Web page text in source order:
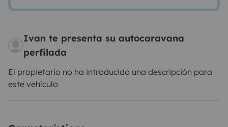
Ivan te presenta su autocaravana
perfilada
El propietario no ha introducido una descripción para
este vehículo